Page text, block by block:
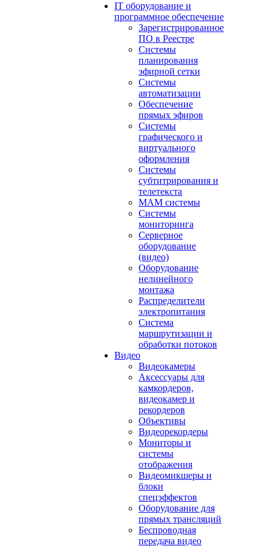
IT оборудование и
программное обеспечение
Зарегистрированное
ПО в Реестре
Системы
планирования
эфирной сетки
Системы
автоматизации
Обеспечение
прямых эфиров
Системы
графического и
виртуального
оформления
Системы
субтитрирования и
телетекста
MAM системы
Системы
мониторинга
Серверное
оборудование
(видео)
Оборудование
нелинейного
монтажа
Распределители
электропитания
Система
маршрутизации и
обработки потоков
Видео
Видеокамеры
Аксессуары для
камкордеров,
видеокамер и
рекордеров
Объективы
Видеорекордеры
Мониторы и
системы
отображения
Видеомикшеры и
блоки
спецэффектов
Оборудование для
прямых трансляций
Беспроводная
передача видео